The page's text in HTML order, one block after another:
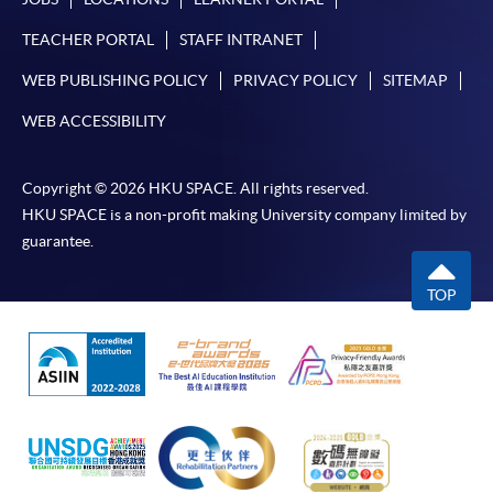
TEACHER PORTAL STAFF INTRANET
WEB PUBLISHING POLICY PRIVACY POLICY SITEMAP
WEB ACCESSIBILITY
Copyright © 2026 HKU SPACE. All rights reserved.
HKU SPACE is a non-profit making University company limited by
guarantee.
TOP